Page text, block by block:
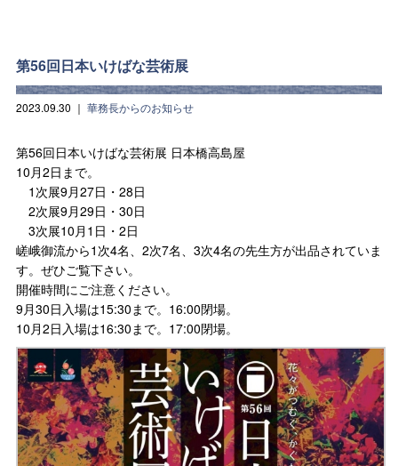
第56回日本いけばな芸術展
2023.09.30 ｜ 華務長からのお知らせ
第56回日本いけばな芸術展 日本橋高島屋
10月2日まで。
1次展9月27日・28日
2次展9月29日・30日
3次展10月1日・2日
嵯峨御流から1次4名、2次7名、3次4名の先生方が出品されていま
す。ぜひご覧下さい。
開催時間にご注意ください。
9月30日入場は15:30まで。16:00閉場。
10月2日入場は16:30まで。17:00閉場。